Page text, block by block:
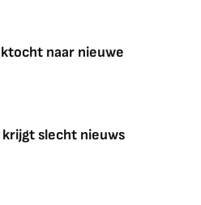
naar nieuwe
krijgt slecht nieuws